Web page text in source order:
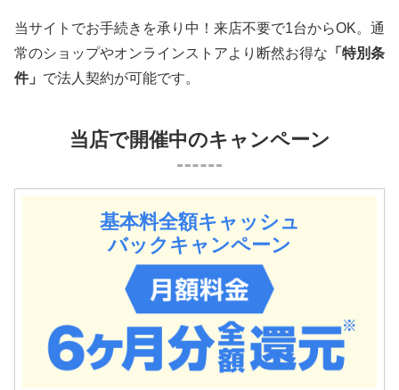
当サイトでお手続きを承り中！来店不要で1台からOK。 通
常のショップやオンラインストアより断然お得な 「特別条
件」 で法人契約が可能です。
当店で開催中のキャンペーン
基本料全額キャッシュ
バックキャンペーン